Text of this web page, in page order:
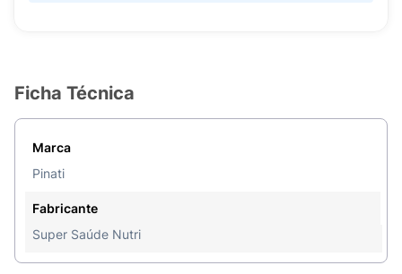
Ficha Técnica
Marca
Pinati
Fabricante
Super Saúde Nutri